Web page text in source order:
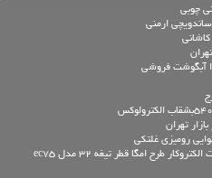
چوبی
ارمنی
آبگوشت فروشی
تهران
رومیزی غلتکی
چرخ گوشت الکتروکار طرح امگا قطر تیغه 32 مدل ec75